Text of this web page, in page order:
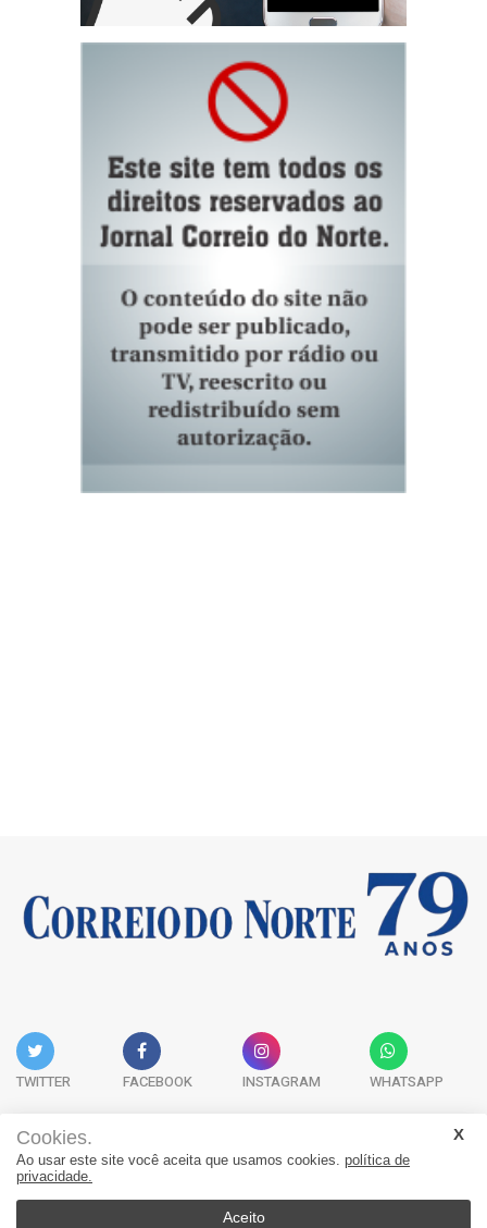
TWITTER FACEBOOK INSTAGRAM WHATSAPP
Acervo Digital Fale Conosco Quem Somos
Cookies.
Ao usar este site você aceita que usamos cookies. política de
privacidade.
Aceito